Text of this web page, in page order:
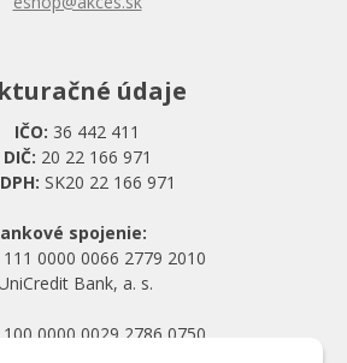
údaje
IČO: 36 442 411
DIČ: 20 22 166 971
SK20 22 166 971
spojenie:
0000 0066 2779 2010
Bank, a. s.
0000 0029 2786 0750